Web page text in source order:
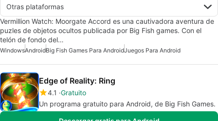
Otras plataformas
Vermillion Watch: Moorgate Accord es una cautivadora aventura de
puzles de objetos ocultos publicada por Big Fish games. Con el
telón de fondo del…
WindowsAndroidBig Fish Games Para AndroidJuegos Para Android
Edge of Reality: Ring
4.1 Gratuito
Un programa gratuito para Android, de Big Fish Games.